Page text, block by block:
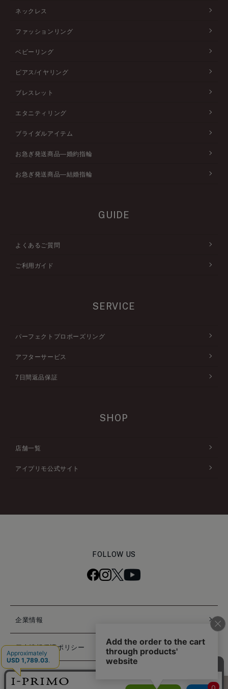
ネックレス
ファッションリング
ベビーリング
ピアス/イヤリング
ブレスレット
エタニティリング
ブライダルアイテム
お急ぎ発送商品―婚約指輪
お急ぎ発送商品―結婚指輪
GUIDE
よくあるご質問
ご利用ガイド
SERVICE
パーフェクトプロポーズリング
アフターサービス
7日間返品保証
SHOP
店舗一覧
アイプリモ公式サイト
FOLLOW US
企業情報
個人情報保護ポリシー
特定商取引法に基づく表記